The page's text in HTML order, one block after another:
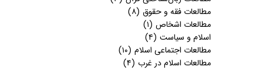
مطالعات فقه و حقوق (۸)
مطالعات اشخاص (۱)
اسلام و سیاست (۴)
مطالعات اجتماعی اسلام (۱۰)
مطالعات اسلام در غرب (۴)